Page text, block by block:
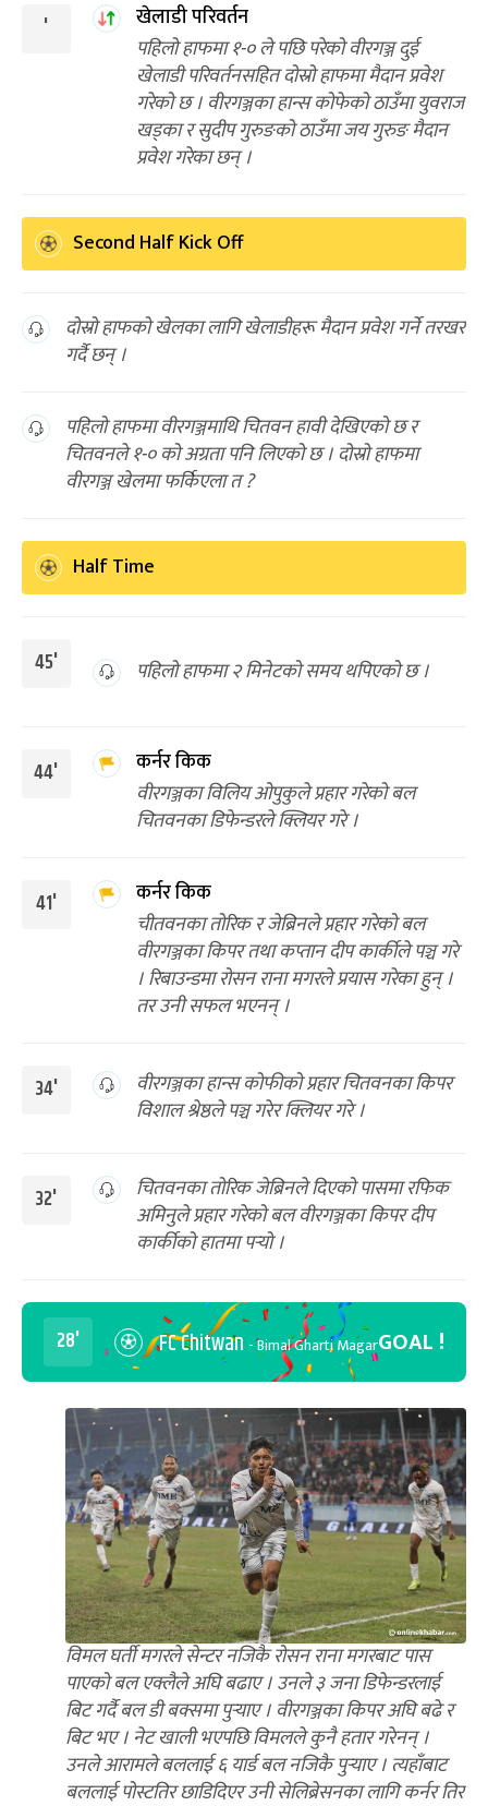
'
खेलाडी परिवर्तन
पहिलो हाफमा १-० ले पछि परेको वीरगञ्ज दुई
खेलाडी परिवर्तनसहित दोस्रो हाफमा मैदान प्रवेश
गरेको छ । वीरगञ्जका हान्स कोफेको ठाउँमा युवराज
खड्का र सुदीप गुरुङको ठाउँमा जय गुरुङ मैदान
प्रवेश गरेका छन् ।
Second Half Kick Off
दोस्रो हाफको खेलका लागि खेलाडीहरू मैदान प्रवेश गर्ने तरखर
गर्दै छन् ।
पहिलो हाफमा वीरगञ्जमाथि चितवन हावी देखिएको छ र
चितवनले १-० को अग्रता पनि लिएको छ । दोस्रो हाफमा
वीरगञ्ज खेलमा फर्किएला त ?
Half Time
45' पहिलो हाफमा २ मिनेटको समय थपिएको छ ।
44'
कर्नर किक
वीरगञ्जका विलिय ओपुकुले प्रहार गरेको बल
चितवनका डिफेन्डरले क्लियर गरे ।
41'
कर्नर किक
चीतवनका तोरिक र जेब्रिनले प्रहार गरेको बल
वीरगञ्जका किपर तथा कप्तान दीप कार्कीले पञ्च गरे
। रिबाउन्डमा रोसन राना मगरले प्रयास गरेका हुन् ।
तर उनी सफल भएनन् ।
34'
वीरगञ्जका हान्स कोफीको प्रहार चितवनका किपर
विशाल श्रेष्ठले पञ्च गरेर क्लियर गरे ।
32'
चितवनका तोरिक जेब्रिनले दिएको पासमा रफिक
अमिनुले प्रहार गरेको बल वीरगञ्जका किपर दीप
कार्कीको हातमा पर्‍यो ।
28' FC Chitwan - Bimal Gharti MagarGOAL !
विमल घर्ती मगरले सेन्टर नजिकै रोसन राना मगरबाट पास
पाएको बल एक्लैले अघि बढाए । उनले ३ जना डिफेन्डरलाई
बिट गर्दै बल डी बक्समा पुर्‍याए । वीरगञ्जका किपर अघि बढे र
बिट भए । नेट खाली भएपछि विमलले कुनै हतार गरेनन् ।
उनले आरामले बललाई ६ यार्ड बल नजिकै पुर्‍याए । त्यहाँबाट
बललाई पोस्टतिर छाडिदिएर उनी सेलिब्रेसनका लागि कर्नर तिर